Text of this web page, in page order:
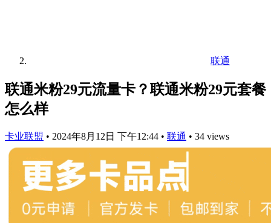
联通
联通米粉29元流量卡？联通米粉29元套餐
怎么样
卡业联盟 • 2024年8月12日 下午12:44 • 联通 • 34 views